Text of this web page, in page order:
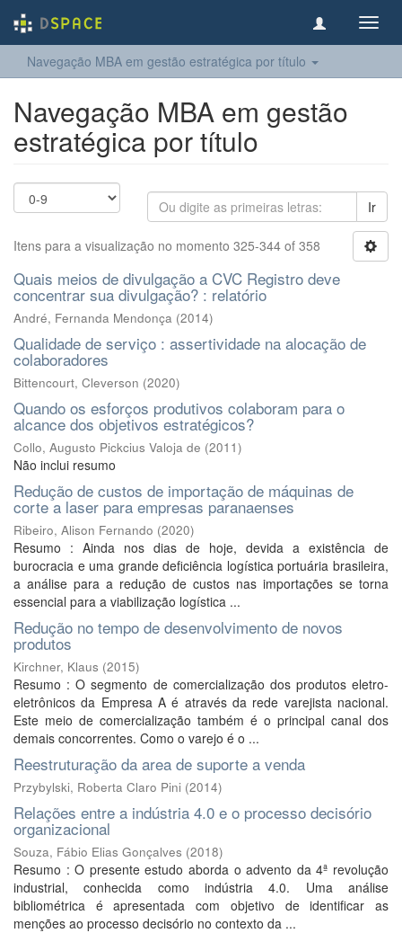
Navegação MBA em gestão estratégica por título
Navegação MBA em gestão
estratégica por título
Ir
Itens para a visualização no momento 325-344 of 358
Quais meios de divulgação a CVC Registro deve
concentrar sua divulgação? : relatório
André, Fernanda Mendonça (2014)
Qualidade de serviço : assertividade na alocação de
colaboradores
Bittencourt, Cleverson (2020)
Quando os esforços produtivos colaboram para o
alcance dos objetivos estratégicos?
Collo, Augusto Pickcius Valoja de (2011)
Não inclui resumo
Redução de custos de importação de máquinas de
corte a laser para empresas paranaenses
Ribeiro, Alison Fernando (2020)
Resumo : Ainda nos dias de hoje, devida a existência de
burocracia e uma grande deficiência logística portuária brasileira,
a análise para a redução de custos nas importações se torna
essencial para a viabilização logística ...
Redução no tempo de desenvolvimento de novos
produtos
Kirchner, Klaus (2015)
Resumo : O segmento de comercialização dos produtos eletro-
eletrônicos da Empresa A é através da rede varejista nacional.
Este meio de comercialização também é o principal canal dos
demais concorrentes. Como o varejo é o ...
Reestruturação da area de suporte a venda
Przybylski, Roberta Claro Pini (2014)
Relações entre a indústria 4.0 e o processo decisório
organizacional
Souza, Fábio Elias Gonçalves (2018)
Resumo : O presente estudo aborda o advento da 4ª revolução
industrial, conhecida como indústria 4.0. Uma análise
bibliométrica é apresentada com objetivo de identificar as
menções ao processo decisório no contexto da ...